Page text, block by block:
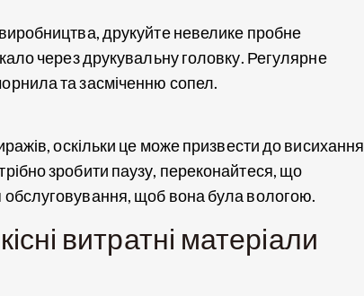
друкуйте невелике пробне
через друкувальну головку. Регулярне
та засміченню сопел.
оскільки це може призвести до висихання
зробити паузу, переконайтеся, що
щоб вона була вологою.
витратні матеріали